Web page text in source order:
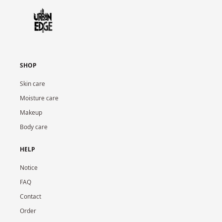
SHOP
Skin care
Moisture care
Makeup
Body care
HELP
Notice
FAQ
Contact
Order